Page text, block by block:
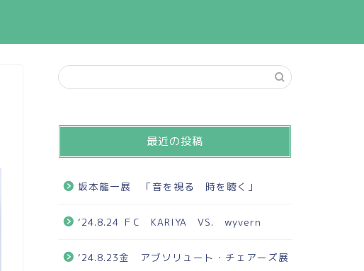
最近の投稿
坂本龍一展 「音を視る 時を聴く」
‘24.8.24 ＦC KARIYA VS. wyvern
‘24.8.23金 アブソリュート・チェアーズ展